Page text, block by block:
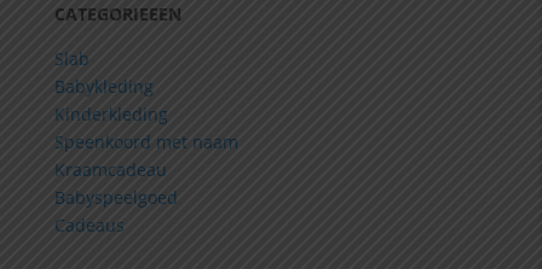
CATEGORIEEEN
Slab
Babykleding
Kinderkleding
Speenkoord met naam
Kraamcadeau
Babyspeelgoed
Cadeaus